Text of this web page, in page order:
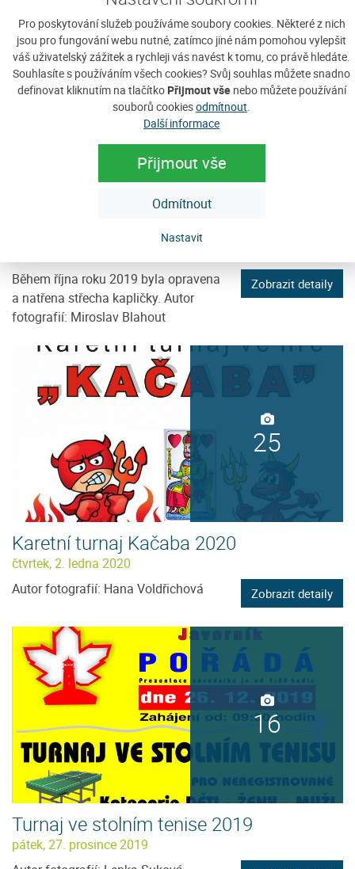
Pro poskytování služeb používáme soubory cookies. Některé z nich
jsou pro fungování webu nutné, zatímco jiné nám pomohou vylepšit
váš uživatelský zážitek a rychleji vás navést k tomu, co právě hledáte.
Souhlasíte s používáním všech cookies? Svůj souhlas můžete snadno
definovat kliknutím na tlačítko Přijmout všenebo můžete používání
souborů cookiesodmítnout
Další informace
Přijmout vše
Odmítnout
Nastavit
Oprava kapličky sv. Antonína
Během října roku 2019 byla opravena
a natřena střecha kapličky. Autor
fotografií: Miroslav Blahout
Zobrazit detaily
25
Karetní turnaj Kačaba 2020
čtvrtek, 2. ledna 2020
Autor fotografií: Hana Voldřichová
Zobrazit detaily
16
Turnaj ve stolním tenise 2019
pátek, 27. prosince 2019